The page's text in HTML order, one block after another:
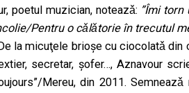
poetul muzician, noteazǎ: ”Îmi torn
Pentru o cǎlǎtorie în trecutul
la micuţele brioşe cu ciocolatǎ din
secretar, şofer…, Aznavour
Mereu, din 2011. Semneazǎ